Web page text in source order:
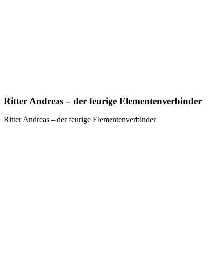
Ritter Andreas – der feurige Elementenverbinder
Ritter Andreas – der feurige Elementenverbinder